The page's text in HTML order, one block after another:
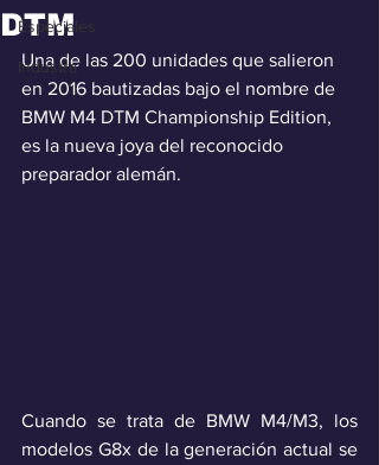
Especiales
Industra
DTM
Una de las 200 unidades que salieron
en 2016 bautizadas bajo el nombre de
BMW M4 DTM Championship Edition,
es la nueva joya del reconocido
preparador alemán.
Cuando se trata de BMW M4/M3, los
modelos G8x de la generación actual se